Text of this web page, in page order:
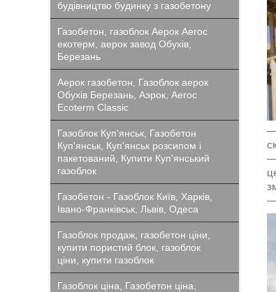
―
―
―
будівництво будинку з газобетону
Газобетон, газоблок Аерок Aeroc
екотерм, аерок завод Обухів,
Березань
Аерок газобетон, Газоблок аерок
Обухів Березань, Аэрок, Aeroc
Ecoterm Classic
Газоблок Куп'янськ, Газобетон
Куп'янськ, Куп'янськ розсипом і
пакетований, Купити Куп'янський
газоблок
Газобетон - Газоблок Київ, Харків,
Івано-Франківськ, Львів, Одеса
Газоблок продаж, газобетон ціни,
купити пористий блок, газоблок
ціни, купити газоблок
Газоблок ціна, Газобетон ціна,